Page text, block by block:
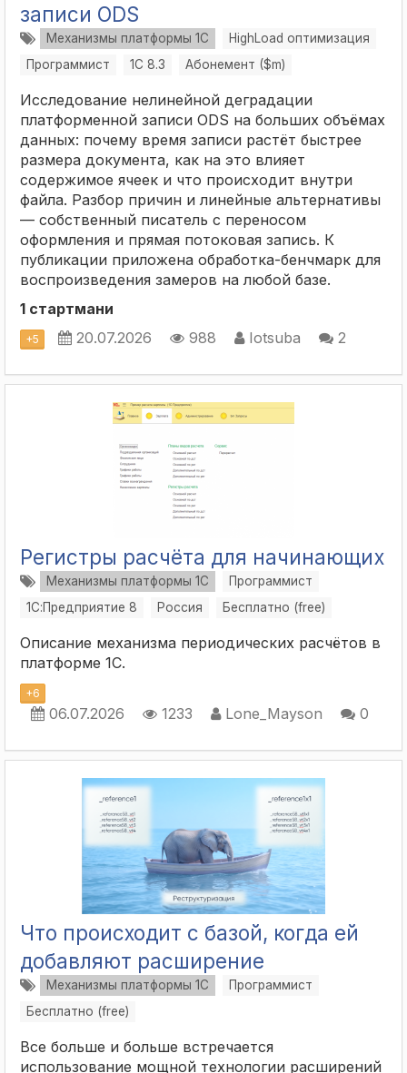
записи ODS
Механизмы платформы 1С
HighLoad оптимизация
Программист
1С 8.3 Абонемент ($m)
Исследование нелинейной деградации
платформенной записи ODS на больших объёмах
данных: почему время записи растёт быстрее
размера документа, как на это влияет
содержимое ячеек и что происходит внутри
файла. Разбор причин и линейные альтернативы
— собственный писатель с переносом
оформления и прямая потоковая запись. К
публикации приложена обработка-бенчмарк для
воспроизведения замеров на любой базе.
1 стартмани
+5 20.07.2026 988 Iotsuba 2
Регистры расчёта для начинающих
Механизмы платформы 1С
Программист
1С:Предприятие 8
Россия Бесплатно (free)
Описание механизма периодических расчётов в
платформе 1С.
+6
06.07.2026 1233 Lone_Mayson 0
Что происходит с базой, когда ей
добавляют расширение
Механизмы платформы 1С
Программист
Бесплатно (free)
Все больше и больше встречается
использование мощной технологии расширений